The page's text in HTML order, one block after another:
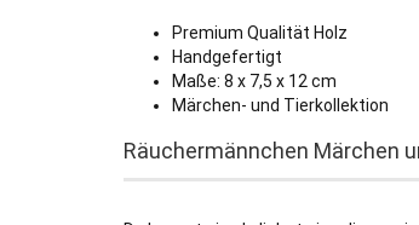
Premium Qualität Holz
Handgefertigt
Maße: 8 x 7,5 x 12 cm
Märchen- und Tierkollektion
Räuchermännchen Märchen